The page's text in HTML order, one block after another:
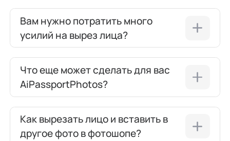
Вам нужно потратить много
усилий на вырез лица?
Что еще может сделать для вас
AiPassportPhotos?
Как вырезать лицо и вставить в
другое фото в фотошопе?